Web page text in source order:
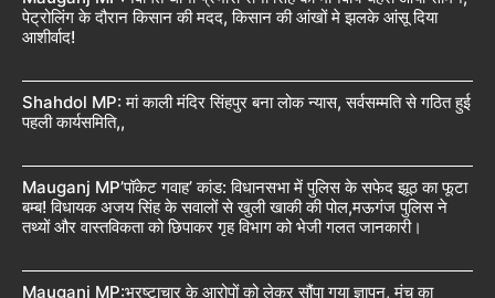
पेट्रोलिंग के दौरान किसान की मदद, किसान की आंखों मे झलके आंसू दिया
आशीर्वाद!
Shahdol MP: मां काली मंदिर सिंहपुर बना लोक न्यास, सर्वसम्मति से गठित हुई
पहली कार्यसमिति,,
Mauganj MP’पॉकेट गवाह’ कांड: विधानसभा में पुलिस के सफेद झूठ का फूटा
बम्ब! विधायक अजय सिंह के सवालों से खुली खाकी की पोल,मऊगंज पुलिस ने
तथ्यों और वास्तविकता को छिपाकर गृह विभाग को भेजी गलत जानकारी।
Mauganj MP:भ्रष्टाचार के आरोपों को लेकर सौंपा गया ज्ञापन, मंच का